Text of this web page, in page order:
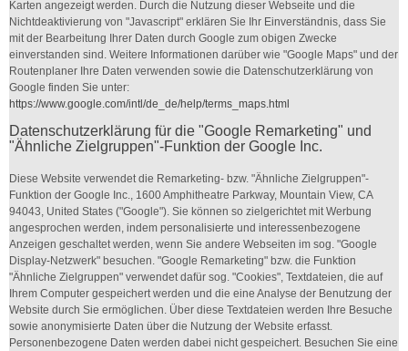
Karten angezeigt werden. Durch die Nutzung dieser Webseite und die
Nichtdeaktivierung von "Javascript" erklären Sie Ihr Einverständnis, dass Sie
mit der Bearbeitung Ihrer Daten durch Google zum obigen Zwecke
einverstanden sind. Weitere Informationen darüber wie "Google Maps" und der
Routenplaner Ihre Daten verwenden sowie die Datenschutzerklärung von
Google finden Sie unter:
https://www.google.com/intl/de_de/help/terms_maps.html
Datenschutzerklärung für die "Google Remarketing" und
"Ähnliche Zielgruppen"-Funktion der Google Inc.
Diese Website verwendet die Remarketing- bzw. "Ähnliche Zielgruppen"-
Funktion der Google Inc., 1600 Amphitheatre Parkway, Mountain View, CA
94043, United States ("Google"). Sie können so zielgerichtet mit Werbung
angesprochen werden, indem personalisierte und interessenbezogene
Anzeigen geschaltet werden, wenn Sie andere Webseiten im sog. "Google
Display-Netzwerk" besuchen. "Google Remarketing" bzw. die Funktion
"Ähnliche Zielgruppen" verwendet dafür sog. "Cookies", Textdateien, die auf
Ihrem Computer gespeichert werden und die eine Analyse der Benutzung der
Website durch Sie ermöglichen. Über diese Textdateien werden Ihre Besuche
sowie anonymisierte Daten über die Nutzung der Website erfasst.
Personenbezogene Daten werden dabei nicht gespeichert. Besuchen Sie eine